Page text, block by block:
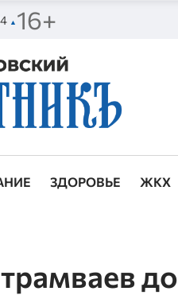
▲ 16+
ЗДОРОВЬЕ ЖКХ
до